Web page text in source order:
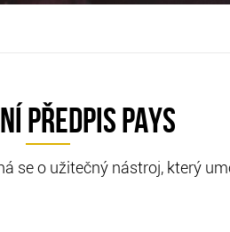
PŘEDPIS PAYS
se o užitečný nástroj, který